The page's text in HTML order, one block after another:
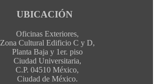
UBICACIÓN
Oficinas Exteriores,
Zona Cultural Edificio C y D,
Planta Baja y 1er. piso
Ciudad Universitaria,
C.P. 04510 México,
Ciudad de México.